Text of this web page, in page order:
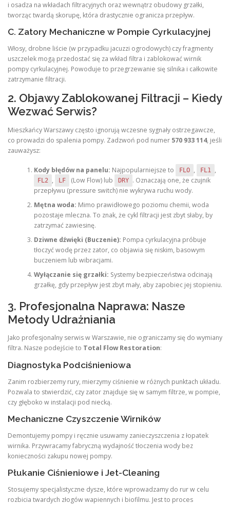
i osadza na wkładach filtracyjnych oraz wewnątrz obudowy grzałki,
tworząc twardą skorupę, która drastycznie ogranicza przepływ.
C. Zatory Mechaniczne w Pompie Cyrkulacyjnej
Włosy, drobne liście (w przypadku jacuzzi ogrodowych) czy fragmenty
uszczelek mogą przedostać się za wkład filtra i zablokować wirnik
pompy cyrkulacyjnej. Powoduje to przegrzewanie się silnika i całkowite
zatrzymanie filtracji.
2. Objawy Zablokowanej Filtracji – Kiedy
Wezwać Serwis?
Mieszkańcy Warszawy często ignorują wczesne sygnały ostrzegawcze,
co prowadzi do spalenia pompy. Zadzwoń pod numer 570 933 114, jeśli
zauważysz:
Kody błędów na panelu: Najpopularniejsze to FLO , FL1 ,
FL2 , LF (Low Flow) lub DRY . Oznaczają one, że czujnik
przepływu (pressure switch) nie wykrywa ruchu wody.
Mętna woda: Mimo prawidłowego poziomu chemii, woda
pozostaje mleczna. To znak, że cykl filtracji jest zbyt słaby, by
zatrzymać zawiesinę.
Dziwne dźwięki (Buczenie): Pompa cyrkulacyjna próbuje
tłoczyć wodę przez zator, co objawia się niskim, basowym
buczeniem lub wibracjami.
Wyłączanie się grzałki: Systemy bezpieczeństwa odcinają
grzałkę, gdy przepływ jest zbyt mały, aby zapobiec jej stopieniu.
3. Profesjonalna Naprawa: Nasze
Metody Udrażniania
Jako profesjonalny serwis w Warszawie, nie ograniczamy się do wymiany
filtra. Nasze podejście to Total Flow Restoration:
Diagnostyka Podciśnieniowa
Zanim rozbierzemy rury, mierzymy ciśnienie w różnych punktach układu.
Pozwala to stwierdzić, czy zator znajduje się w samym filtrze, w pompie,
czy głęboko w instalacji pod niecką.
Mechaniczne Czyszczenie Wirników
Demontujemy pompy i ręcznie usuwamy zanieczyszczenia z łopatek
wirnika. Przywracamy fabryczną wydajność tłoczenia wody bez
konieczności zakupu nowej pompy.
Płukanie Ciśnieniowe i Jet-Cleaning
Stosujemy specjalistyczne dysze, które wprowadzamy do rur w celu
rozbicia twardych złogów wapiennych i biofilmu. Jest to proces